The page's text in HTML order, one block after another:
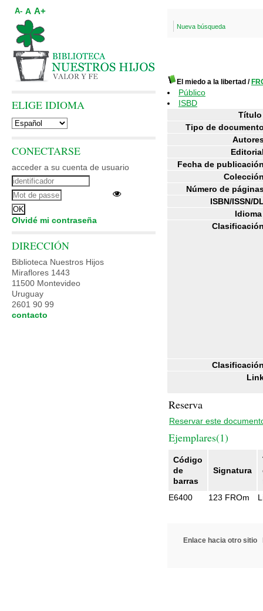
Nueva búsqueda
El miedo a la libertad /
Público
ISBD
Tipo de
Fecha de
Número de
ISBN/ISSN/
Reserva
Reservar este
Ejemplares(1)
Código
de
barras
Signatura
E6400
123 FROm
Enlace hacia otro sitio
A- A A+
ELIGE IDIOMA
CONECTARSE
acceder a su cuenta de usuario
Olvidé mi contraseña
DIRECCIÓN
Biblioteca Nuestros Hijos
Miraflores 1443
11500 Montevideo
Uruguay
2601 90 99
contacto